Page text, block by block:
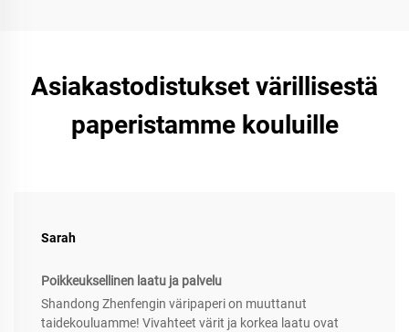
Asiakastodistukset värillisestä
paperistamme kouluille
Sarah
Poikkeuksellinen laatu ja palvelu
Shandong Zhenfengin väripaperi on muuttanut
taidekouluamme! Vivahteet värit ja korkea laatu ovat